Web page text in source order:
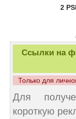
2
Ссылки на
Только для
Для
короткую